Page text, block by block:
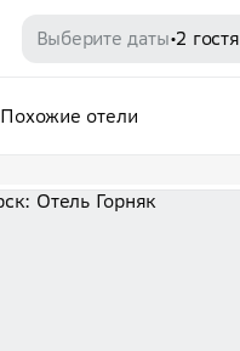
Выберите даты•2 гостя
Похожие отели